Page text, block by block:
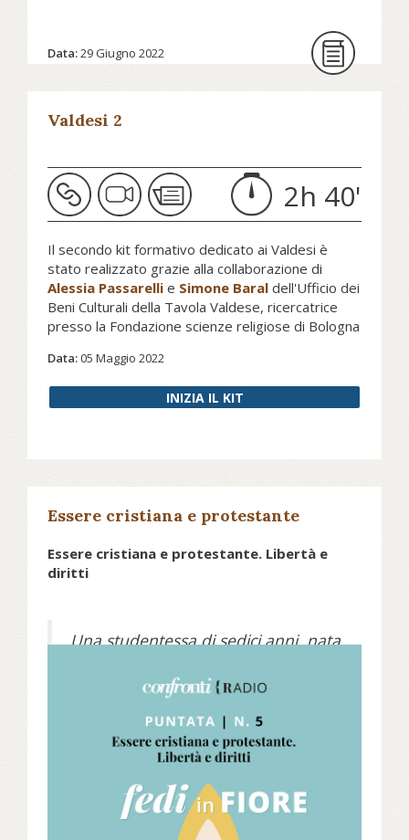
favorire lo scambio fra chi scrive e
chi legge, durante un festival
lontano”.
dedicato all’attualità internazionale,
alla politica, alla filosofia, alla
teologia e alla narrativa.
Continua a leggere su nev.it...
Data:29 Giugno 2022
Valdesi 2
2h 40'
Il secondo kit formativo dedicato ai Valdesi è
stato realizzato grazie alla collaborazione di
Alessia Passarelli e Simone Baral dell'Ufficio dei
Beni Culturali della Tavola Valdese, ricercatrice
presso la Fondazione scienze religiose di Bologna
delle minoranze religiose e d’interesse nei paesi
europei. Il kit approfondisce temi già affrontati nel
primo kit dedicato allachiesa valdese
Valdismo nel continente americano
Data:05 Maggio 2022
INIZIA IL KIT
Essere cristiana e protestante
Essere cristiana e protestante. Libertà e
diritti
Una studentessa di sedici anni, nata
mondo valdese, racconta questo
descrivendo il suo percorso di fede,
dal catechismo e la scuola
fino alla scelta consapevole di
essere battezzata e far parte di